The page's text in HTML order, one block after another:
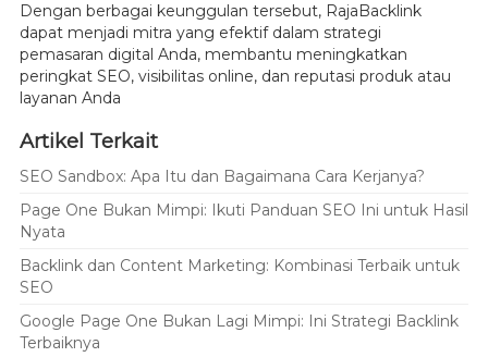
Dengan berbagai keunggulan tersebut, RajaBacklink
dapat menjadi mitra yang efektif dalam strategi
pemasaran digital Anda, membantu meningkatkan
peringkat SEO, visibilitas online, dan reputasi produk atau
layanan Anda
Artikel Terkait
SEO Sandbox: Apa Itu dan Bagaimana Cara Kerjanya?
Page One Bukan Mimpi: Ikuti Panduan SEO Ini untuk Hasil
Nyata
Backlink dan Content Marketing: Kombinasi Terbaik untuk
SEO
Google Page One Bukan Lagi Mimpi: Ini Strategi Backlink
Terbaiknya